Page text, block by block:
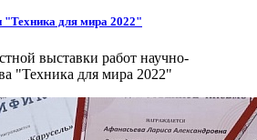
"Техника для мира 2022"
выставки работ научно-
"Техника для мира 2022"